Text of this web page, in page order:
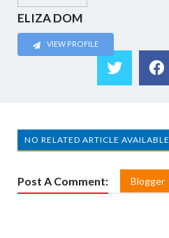
ELIZA DOM
VIEW PROFILE
NO RELATED ARTICLE AVAILABLE
Post A Comment: Blogger